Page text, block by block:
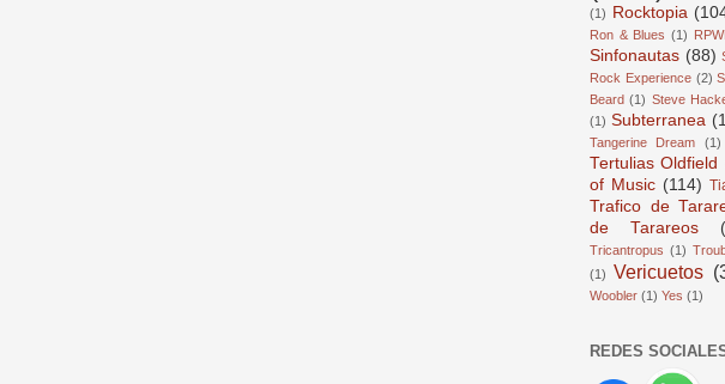
(1) Rocktopia
Ron & Blues (1) RPWL
Sinfonautas (88)
Rock Experience (2)
Beard (1) Steve
(1) Subterranea
Tangerine Dream
(1)
Tertulias Oldfield
of Music (114)
Trafico de
de Tarareos
Tricantropus (1)
(1)
Vericuetos
Woobler (1) Yes (1)
REDES